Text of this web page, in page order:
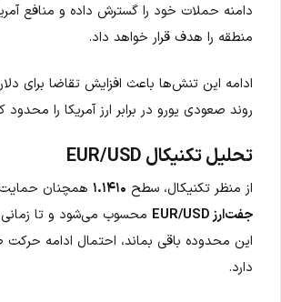
دامنه حملات خود را گسترش داده و منافع
منطقه را هدف قرار خواهد داد.
ادامه این تنش‌ها باعث افزایش تقاضا برای
روند صعودی یورو در برابر ارز آمریکا را محدود
تحلیل تکنیکال EUR/USD
از منظر تکنیکال، سطح ۱.۱۴۱۰ همچنان
جفت‌ارز EUR/USD
محسوب می‌شود و تا زمانی
این محدوده باقی بماند، احتمال ادامه
دارد.